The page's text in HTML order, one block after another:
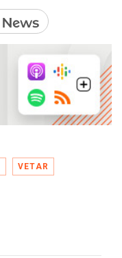
VETAR